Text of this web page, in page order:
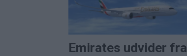
Emirates udvider fra